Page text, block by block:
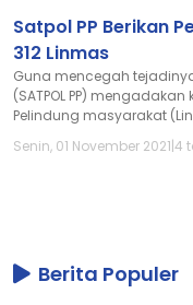
Satpol PP Berikan
312 Linmas
Guna mencegah
(SATPOL PP)
Pelindung masyarakat
Senin, 01 November 2021|4
Berita Populer